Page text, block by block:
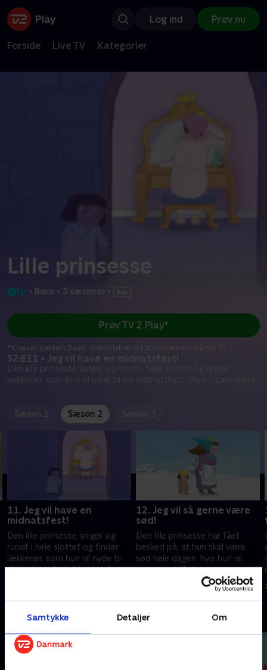
Samtykke Detaljer Om
Log ind Prøv nu
Forside Live TV Kategorier
Lille prinsesse
• Børn • 3 sæsoner •
S2:E11 • Jeg vil have en midnatsfest!
Den lille prinsesse sniger sig rundt i hele slottet og finder
lækkerier, som hun vil nyde til sin midnatsfest. Men
Prøv TV 2 Play*
*Kræver pakken Basis. Administrer dit abonnement på Mit TV 2.
Sæson 1 Sæson 2
11. Jeg vil have en
midnatsfest!
Den lille prinsesse sniger sig
rundt i hele slottet og finder
lækkerier, som hun vil nyde til
sin midnatsfest. Men kan hun
12. Jeg vil så gerne være
sød!
Den lille prinsesse har fået
besked på, at hun skal være
sød hele dagen, hvis hun vil
være med til at pynte
juletræet. Men det er nemmere
1. november 2016 • 11 min
Andre så også